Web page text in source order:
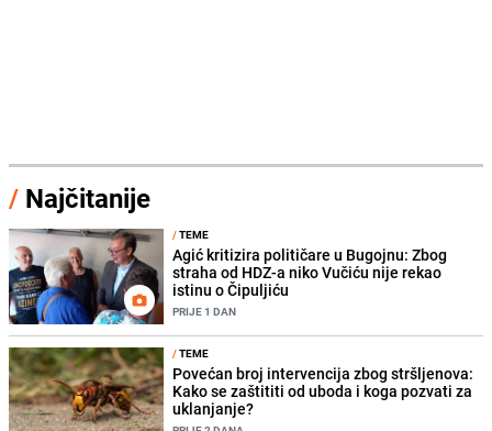
/ Najčitanije
/TEME
Agić kritizira političare u Bugojnu: Zbog
straha od HDZ-a niko Vučiću nije rekao
istinu o Čipuljiću
PRIJE 1 DAN
/TEME
Povećan broj intervencija zbog stršljenova:
Kako se zaštititi od uboda i koga pozvati za
uklanjanje?